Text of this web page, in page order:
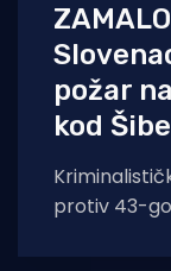
požar
kod
protiv 43-